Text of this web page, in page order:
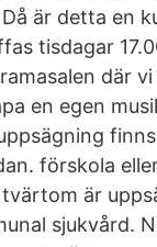
är detta en
tisdagar
där
en egen
förskola
är
sjukvård.